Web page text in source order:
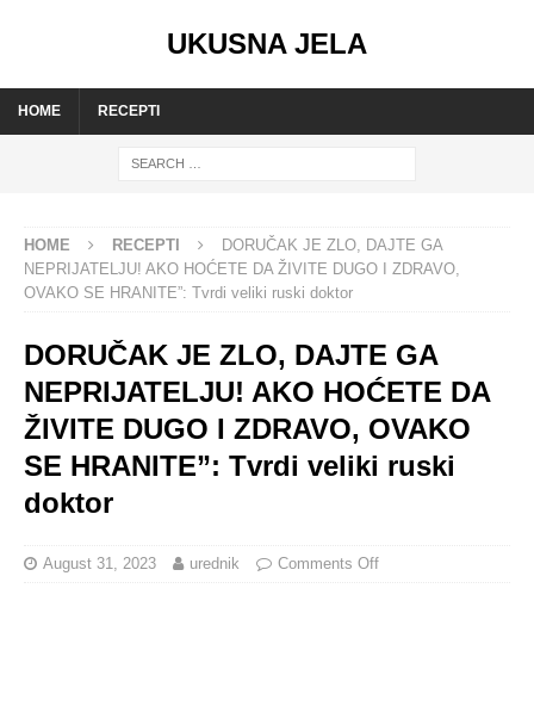
UKUSNA JELA
HOME RECEPTI
HOME RECEPTI
DORUČAK JE ZLO, DAJTE GA
NEPRIJATELJU! AKO HOĆETE DA ŽIVITE DUGO I ZDRAVO,
OVAKO SE HRANITE”: Tvrdi veliki ruski doktor
DORUČAK JE ZLO, DAJTE GA
NEPRIJATELJU! AKO HOĆETE DA
ŽIVITE DUGO I ZDRAVO, OVAKO
SE HRANITE”: Tvrdi veliki ruski
doktor
August 31, 2023 urednik Comments Off